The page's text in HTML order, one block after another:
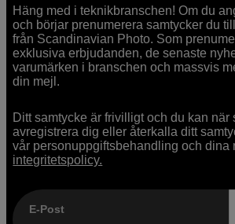
Häng med i teknikbranschen! Om du
och börjar prenumerera samtycker du
från Scandinavian Photo. Som
exklusiva erbjudanden, de senaste
varumärken i branschen och massvis
din mejl.
Ditt samtycke är frivilligt och du kan när
avregistrera dig eller återkalla ditt
vår personuppgiftsbehandling och dina
integritetspolicy.
E-Post